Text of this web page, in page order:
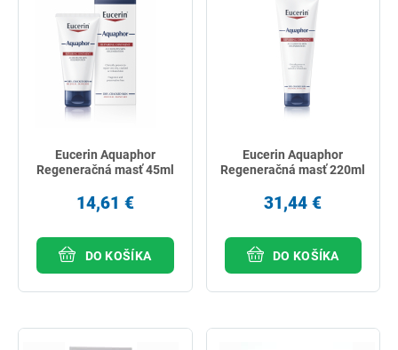
Eucerin Aquaphor
Regeneračná masť 45ml
14,61 €
DO KOŠÍKA
Eucerin Aquaphor
Regeneračná masť 220ml
31,44 €
DO KOŠÍKA